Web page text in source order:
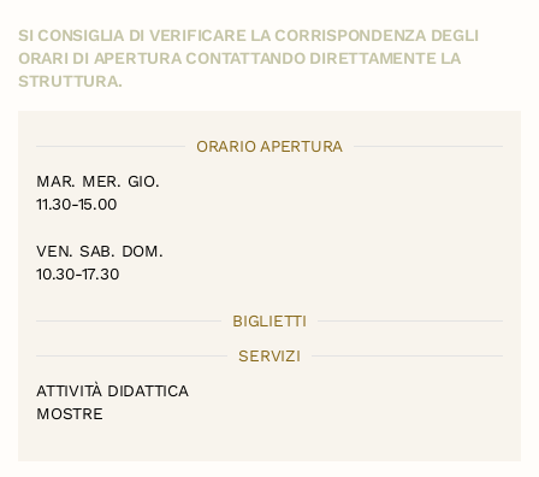
SI CONSIGLIA DI VERIFICARE LA CORRISPONDENZA DEGLI
ORARI DI APERTURA CONTATTANDO DIRETTAMENTE LA
STRUTTURA.
ORARIO APERTURA
MAR. MER. GIO.
11.30-15.00
VEN. SAB. DOM.
10.30-17.30
BIGLIETTI
SERVIZI
ATTIVITÀ DIDATTICA
MOSTRE